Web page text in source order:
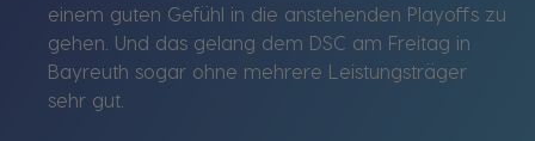
einem guten Gefühl in die anstehenden Playoffs zu
gehen. Und das gelang dem DSC am Freitag in
Bayreuth sogar ohne mehrere Leistungsträger
sehr gut.